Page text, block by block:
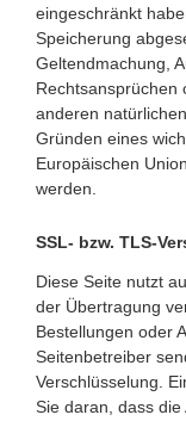
eingeschränkt
Speicherung
Geltendmachung,
Rechtsansprüchen
anderen
Gründen eines
Europäischen
werden.
SSL- bzw. TLS-
Diese Seite nutzt
der Übertragung
Bestellungen oder
Seitenbetreiber
Verschlüsselung.
Sie daran, dass die